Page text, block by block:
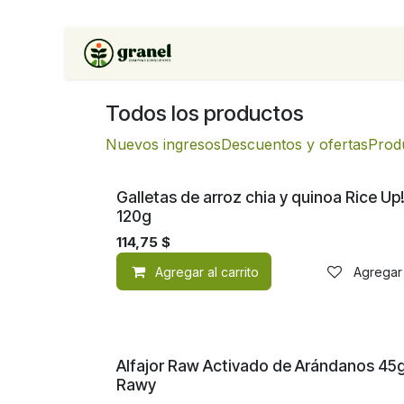
Ir al contenido
Todos los productos
Nuevos ingresosDescuentos y ofertas
¡Nuevo!
Galletas de arroz chia y quinoa Rice Up!
120g
114,75 $
Agregar al carrito
¡Nuevo!
Alfajor Raw Activado de Arándanos
Rawy